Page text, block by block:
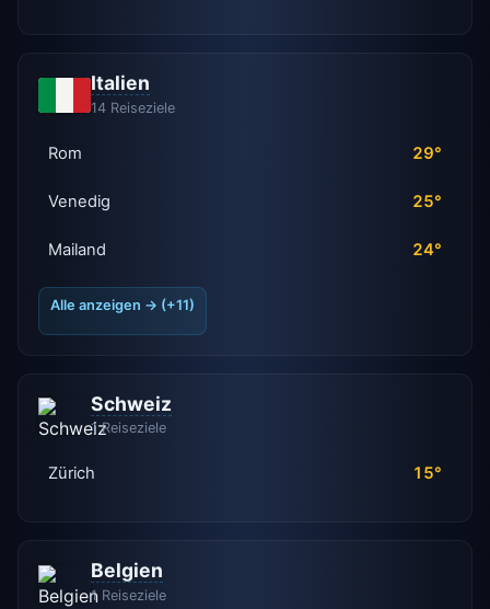
Italien
14 Reiseziele
Rom 29°
Venedig 25°
Mailand 24°
Alle anzeigen → (+11)
Schweiz
1 Reiseziele
Zürich 15°
Belgien
1 Reiseziele